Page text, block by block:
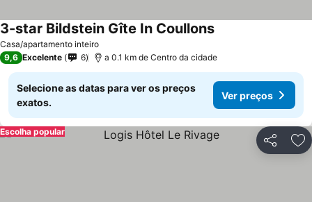
Casa/apartamento inteiro
3-star Bildstein Gîte In Coullons
9,6 Excelente 6 a 0.1 km de Centro da cidade
Selecione as datas para ver os preços
exatos.
Ver preços
Partilhar
Escolha popular